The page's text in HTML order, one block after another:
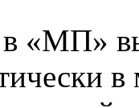
в «МП»
в